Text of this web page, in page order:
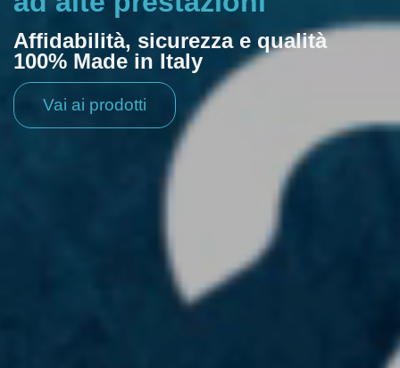
Affidabilità, sicurezza e qualità
100% Made in Italy
Vai ai prodotti